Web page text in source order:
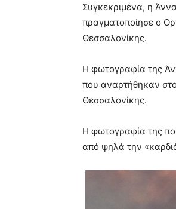
Συγκεκριμένα, η
πραγματοποίησε ο
Θεσσαλονίκης.
H φωτογραφία της
που αναρτήθηκαν
Θεσσαλονίκης.
Η φωτογραφία της
από ψηλά την